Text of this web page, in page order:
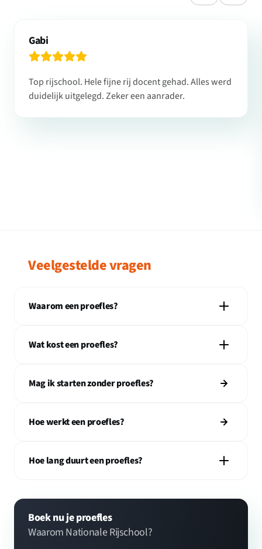
Gabi
Top rijschool. Hele fijne rij docent gehad. Alles werd
duidelijk uitgelegd. Zeker een aanrader.
Veelgestelde vragen
Waarom een proefles?
Wat kost een proefles?
Mag ik starten zonder proefles?
Hoe werkt een proefles?
Hoe lang duurt een proefles?
Boek nu je proefles
Waarom Nationale Rijschool?